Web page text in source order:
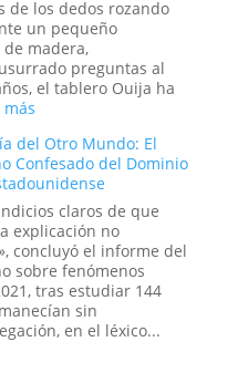
de los dedos rozando
un pequeño
madera,
preguntas al
el tablero Ouija ha
más:
juego
de
la
Ouija
online:
¿Pueden
los
rituales
en
el
del Otro Mundo: El
Confesado del Dominio
claros de que
explicación no
concluyó el informe del
sobre fenómenos
tras estudiar 144
sin
en el léxico...